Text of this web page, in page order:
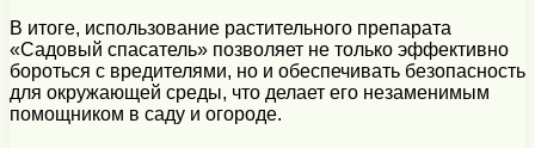
В итоге, использование растительного препарата
«Садовый спасатель» позволяет не только эффективно
бороться с вредителями, но и обеспечивать безопасность
для окружающей среды, что делает его незаменимым
помощником в саду и огороде.